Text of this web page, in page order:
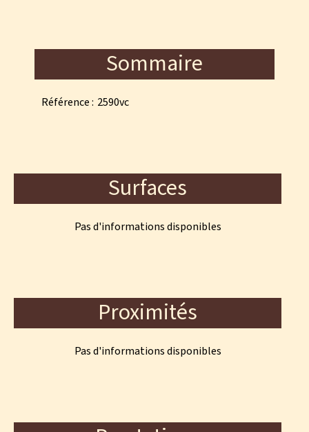
Sommaire
Référence 2590vc
Surfaces
Pas d'informations disponibles
Proximités
Pas d'informations disponibles